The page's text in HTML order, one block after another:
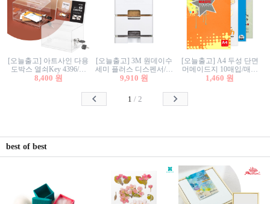
[오늘출고] 아트사인 다용
도박스 열쇠Key 4396/투
표함/건의함/모금함/응모
8,400 원
[오늘출고] 3M 원데이수
세미 플러스 디스펜서/소
프트수세미5매+강력수세
9,910 원
[오늘출고] A4 두성 단면
머메이드지 10매입/매직
터치/색지/색상지/색복사
칼라색지/고급복사지
1,460 원
1 / 2
best of best